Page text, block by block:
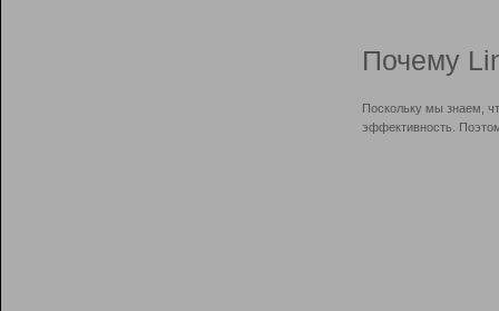
Почему
Поскольку мы знаем,
эффективность.